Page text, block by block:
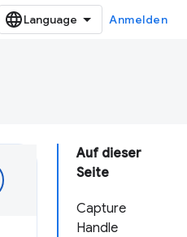
Anmelden
Auf dieser
Seite
Capture
Handle